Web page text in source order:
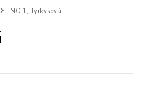
NO.1, Tyrkysová